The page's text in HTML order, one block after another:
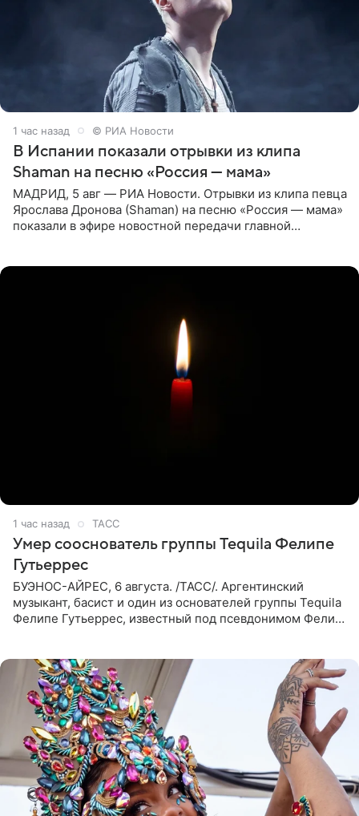
1 час назад © РИА Новости
В Испании показали отрывки из клипа
Shaman на песню «Россия — мама»
МАДРИД, 5 авг — РИА Новости. Отрывки из клипа певца
Ярослава Дронова (Shaman) на песню «Россия — мама»
показали в эфире новостной передачи главной
1 час назад ТАСС
Умер сооснователь группы Tequila Фелипе
Гутьеррес
БУЭНОС-АЙРЕС, 6 августа. /ТАСС/. Аргентинский
музыкант, басист и один из основателей группы Tequila
Фелипе Гутьеррес, известный под псевдонимом Фелипе